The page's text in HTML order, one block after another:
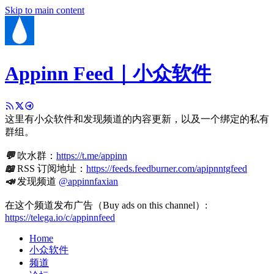
Skip to main content
Appinn Feed｜小众软件
这里有小众软件和发现频道的内容更新，以及一个绑定的私有
群组。
💬吹水群： https://t.me/appinn
📖RSS 订阅地址： https://feeds.feedburner.com/apipnntgfeed
📣发现频道 @appinnfaxian
在这个频道发布广告（Buy ads on this channel）:
https://telega.io/c/appinnfeed
Home
小众软件
频道